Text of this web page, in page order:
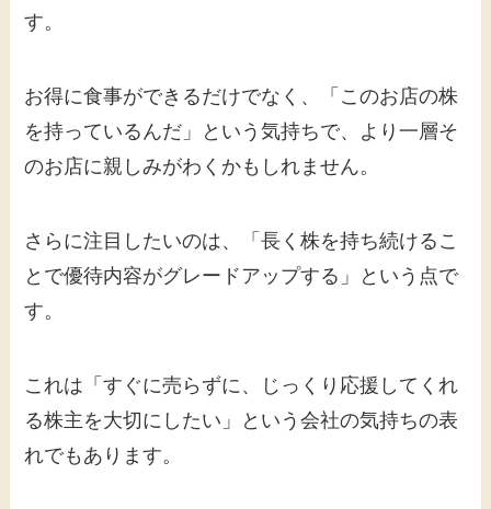
す。
お得に食事ができるだけでなく、「このお店の株
を持っているんだ」という気持ちで、より一層そ
のお店に親しみがわくかもしれません。
さらに注目したいのは、「長く株を持ち続けるこ
とで優待内容がグレードアップする」という点で
す。
これは「すぐに売らずに、じっくり応援してくれ
る株主を大切にしたい」という会社の気持ちの表
れでもあります。